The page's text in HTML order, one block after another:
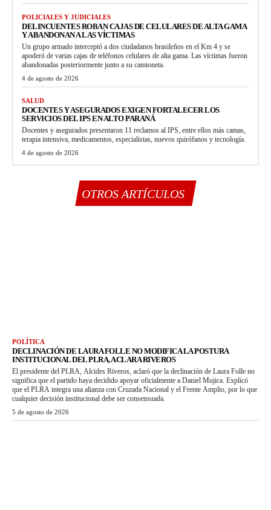
POLICIALES Y JUDICIALES
DELINCUENTES ROBAN CAJAS DE CELULARES DE ALTA GAMA
Y ABANDONAN A LAS VÍCTIMAS
Un grupo armado interceptó a dos ciudadanos brasileños en el Km 4 y se
apoderó de varias cajas de teléfonos celulares de alta gama. Las víctimas fueron
abandonadas posteriormente junto a su camioneta.
4 de agosto de 2026
SALUD
DOCENTES Y ASEGURADOS EXIGEN FORTALECER LOS
SERVICIOS DEL IPS EN ALTO PARANÁ
Docentes y asegurados presentaron 11 reclamos al IPS, entre ellos más camas,
terapia intensiva, medicamentos, especialistas, nuevos quirófanos y tecnología.
4 de agosto de 2026
OTROS ARTÍCULOS
POLÍTICA
DECLINACIÓN DE LAURA FOLLE NO MODIFICA LA POSTURA
INSTITUCIONAL DEL PLRA, ACLARA RIVEROS
El presidente del PLRA, Alcides Riveros, aclaró que la declinación de Laura Folle no
significa que el partido haya decidido apoyar oficialmente a Daniel Mujica. Explicó
que el PLRA integra una alianza con Cruzada Nacional y el Frente Amplio, por lo que
cualquier decisión institucional debe ser consensuada.
5 de agosto de 2026